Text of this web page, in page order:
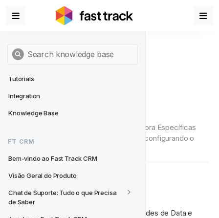
Tutorials
Integration
Knowledge Base
FT CRM
Bem-vindo ao Fast Track CRM
Visão Geral do Produto
Chat de Suporte: Tudo o que Precisa
de Saber
Criar Atividades
Crie rapidamente Atividades de Data e Hora Específicas
usando linguagem natural. Poupe tempo configurando o
Criar Atividades SDT
Agora você pode começar a criar Atividades de Data e